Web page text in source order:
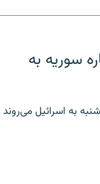
سوریه به
به اسرائیل می‌روند